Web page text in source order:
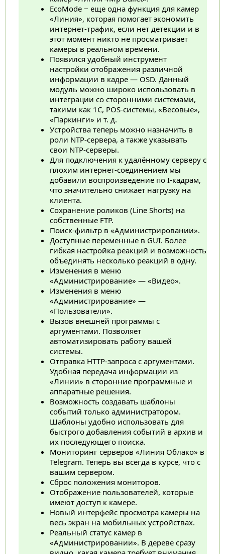
EcoMode − еще одна функция для камер
«Линия», которая помогает экономить
интернет-трафик, если нет детекции и в
этот момент никто не просматривает
камеры в реальном времени.
Появился удобный инструмент
настройки отображения различной
информации в кадре — OSD. Данный
модуль можно широко использовать в
интеграции со сторонними системами,
такими как 1C, POS-системы, «Весовые»,
«Паркинги» и т. д.
Устройства теперь можно назначить в
роли NTP-сервера, а также указывать
свои NTP-серверы.
Для подключения к удалённому серверу с
плохим интернет-соединением мы
добавили воспроизведение по I-кадрам,
что значительно снижает нагрузку на
клиента.
Сохранение роликов (Line Shorts) на
собственные FTP.
Поиск-фильтр в «Администрировании».
Доступные переменные в GUI. Более
гибкая настройка реакций и возможность
объединять несколько реакций в одну.
Изменения в меню
«Администрирование» — «Видео».
Изменения в меню
«Администрирование» —
«Пользователи».
Вызов внешней программы с
аргументами. Позволяет
автоматизировать работу вашей
системы.
Отправка HTTP-запроса с аргументами.
Удобная передача информации из
«Линии» в сторонние программные и
аппаратные решения.
Возможность создавать шаблоны
событий только администратором.
Шаблоны удобно использовать для
быстрого добавления событий в архив и
их последующего поиска.
Мониторинг серверов «Линия Облако» в
Telegram. Теперь вы всегда в курсе, что с
вашим сервером.
Сброс положения мониторов.
Отображение пользователей, которые
имеют доступ к камере.
Новый интерфейс просмотра камеры на
весь экран на мобильных устройствах.
Реальный статус камер в
«Администрировании». В дереве сразу